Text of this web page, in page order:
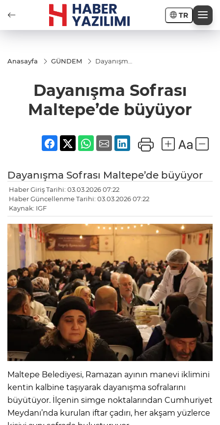
TR
Anasayfa GÜNDEM
Dayanışma
Dayanışma Sofrası
Maltepe’de büyüyor
Dayanışma Sofrası Maltepe’de büyüyor
Haber Giriş Tarihi: 03.03.2026 07:22
Haber Güncellenme Tarihi: 03.03.2026 07:22
Kaynak: IGF
Maltepe Belediyesi, Ramazan ayının manevi iklimini
kentin kalbine taşıyarak dayanışma sofralarını
büyütüyor. İlçenin simge noktalarından Cumhuriyet
Meydanı’nda kurulan iftar çadırı, her akşam yüzlerce